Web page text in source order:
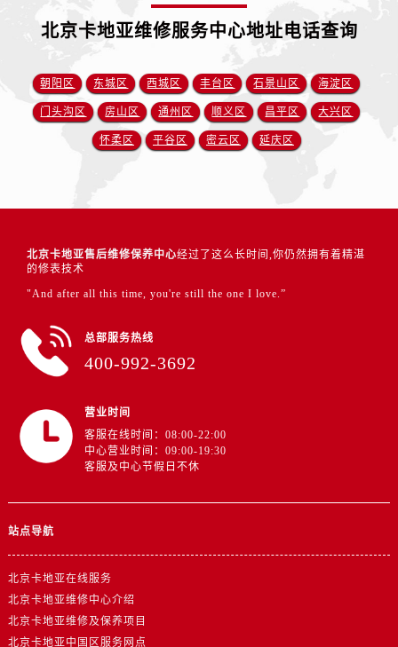
北京卡地亚维修服务中心地址电话查询
朝阳区 东城区 西城区 丰台区 石景山区 海淀区
门头沟区 房山区 通州区 顺义区 昌平区 大兴区
怀柔区 平谷区 密云区 延庆区
北京卡地亚售后维修保养中心经过了这么长时间,你仍然拥有着精湛
的修表技术
"And after all this time, you're still the one I love.”
总部服务热线
400-992-3692
营业时间
客服在线时间：08:00-22:00
中心营业时间：09:00-19:30
客服及中心节假日不休
站点导航
北京卡地亚在线服务
北京卡地亚维修中心介绍
北京卡地亚维修及保养项目
北京卡地亚中国区服务网点